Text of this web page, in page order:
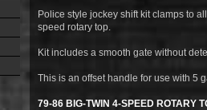
Police style jockey shift kit clamps to
speed rotary top.
Kit includes a smooth gate without
This is an offset handle for use with 5
79-86 BIG-TWIN 4-SPEED ROTARY